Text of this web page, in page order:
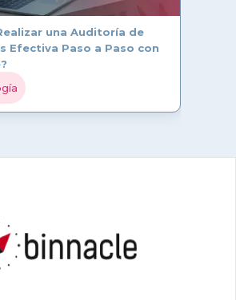
una Auditoría de
Efectiva Paso a Paso con